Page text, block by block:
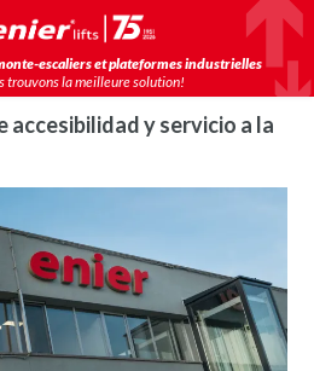
escaliers et plateformes industrielles
trouvons la meilleure solution!
accesibilidad y servicio a la